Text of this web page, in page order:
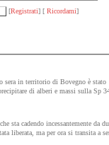
[Registrati] [ Ricordami]
sera in territorio di Bovegno è stato
di alberi e massi sulla Sp
sta cadendo incessantemente da
liberata, ma per ora si transita a